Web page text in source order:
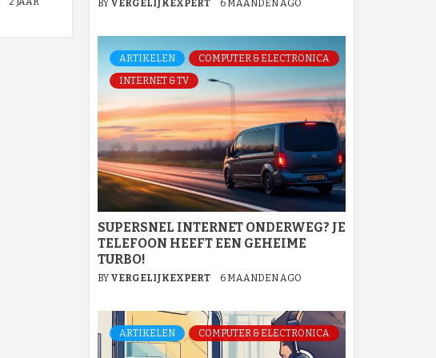
BY VERGELIJKEXPERT 6 MAANDEN AGO
ARTIKELEN
COMPUTER & ELECTRONICA
INTERNET & TV
SUPERSNEL INTERNET ONDERWEG? JE
TELEFOON HEEFT EEN GEHEIME
TURBO!
BY VERGELIJKEXPERT 6 MAANDEN AGO
ARTIKELEN COMPUTER & ELECTRONICA